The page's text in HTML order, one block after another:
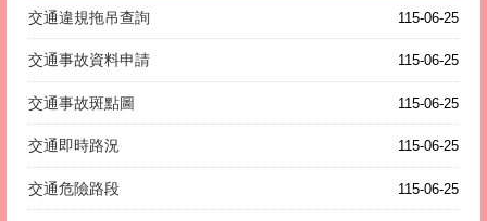
115-06-25
交通違規拖吊查詢
115-06-25
交通事故資料申請
115-06-25
交通事故斑點圖
115-06-25
交通即時路況
115-06-25
交通危險路段